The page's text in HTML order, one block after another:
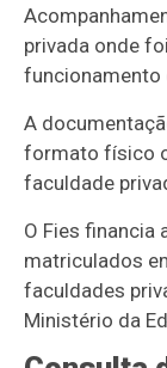
privada onde
funcionamento
A
formato físico
faculdade
O Fies financia
matriculados
faculdades
Ministério da